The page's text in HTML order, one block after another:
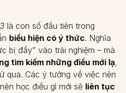
là con số đầu tiên trong
biểu hiện có ý thức. Nghĩa
bị đẩy” vào trải nghiệm – mà
tìm kiếm những điều mới lạ,
qua. Các ý tưởng về việc nên
học điều gì mới sẽ liên tục